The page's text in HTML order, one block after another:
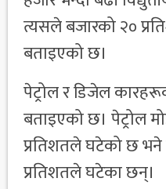
त्यसले बजारको २०
बताइएको छ।
पेट्रोल र डिजेल
बताइएको छ। पेट्रोल
प्रतिशतले घटेको छ
प्रतिशतले घटेका छन्।